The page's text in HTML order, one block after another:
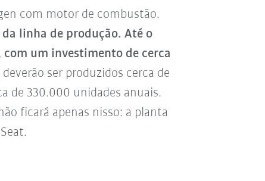
com motor de combustão.
linha de produção. Até o
um investimento de cerca
ser produzidos cerca de
de 330.000 unidades anuais.
ficará apenas nisso: a planta